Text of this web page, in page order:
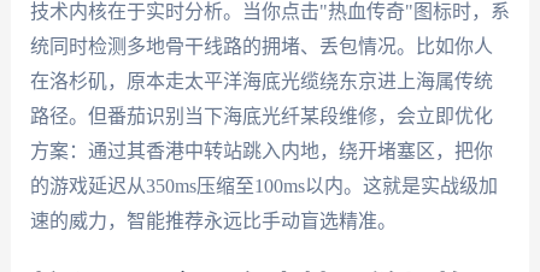
技术内核在于实时分析。当你点击"热血传奇"图标时，系
统同时检测多地骨干线路的拥堵、丢包情况。比如你人
在洛杉矶，原本走太平洋海底光缆绕东京进上海属传统
路径。但番茄识别当下海底光纤某段维修，会立即优化
方案：通过其香港中转站跳入内地，绕开堵塞区，把你
的游戏延迟从350ms压缩至100ms以内。这就是实战级加
速的威力，智能推荐永远比手动盲选精准。